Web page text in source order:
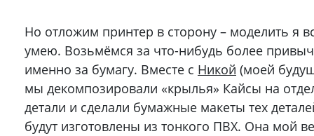
Но отложим принтер в сторону – моделить я
умею. Возьмёмся за что-нибудь более
именно за бумагу. Вместе с Никой (моей
мы декомпозировали «крылья» Кайсы на
детали и сделали бумажные макеты тех
будут изготовлены из тонкого ПВХ. Она мой